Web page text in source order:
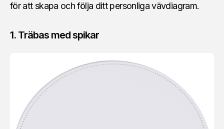
för att skapa och följa ditt personliga vävdiagram.
1. Träbas med spikar